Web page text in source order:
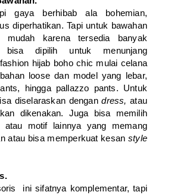
gaya berhibab ala bohemian,
diperhatikan. Tapi untuk bawahan
mudah karena tersedia banyak
bisa dipilih untuk menunjang
hijab boho chic mulai celana
loose dan model yang lebar,
hingga pallazzo pants. Untuk
diselaraskan dengandress, atau
dikenakan. Juga bisa memilih
atau motif lainnya yang memang
atau bisa memperkuat kesan style
ini sifatnya komplementar, tapi